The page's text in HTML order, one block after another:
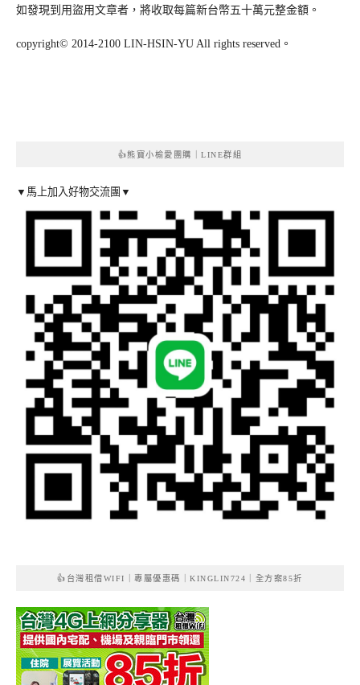
如發現到用盜用文章者，將收取每篇新台幣五十萬元整金額。
copyright© 2014-2100 LIN-HSIN-YU All rights reserved。
👍熊寶小榆愛團購｜LINE群組
▼馬上加入好物交流團▼
👍台灣租借WIFI｜專屬優惠碼｜KINGLIN724｜全方案85折